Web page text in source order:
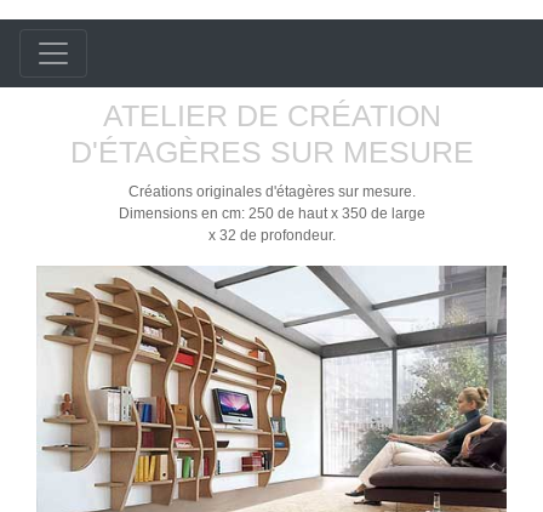
ATELIER DE CRÉATION
D'ÉTAGÈRES SUR MESURE
Créations originales d'étagères sur mesure.
Dimensions en cm: 250 de haut x 350 de large
x 32 de profondeur.